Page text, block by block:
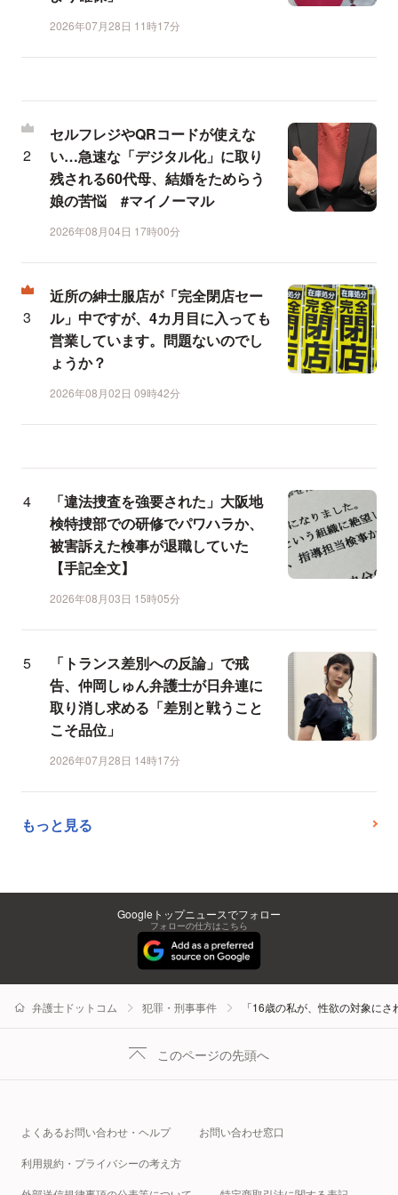
2026年07月28日 11時17分
セルフレジやQRコードが使えな
い…急速な「デジタル化」に取り
残される60代母、結婚をためらう
娘の苦悩 #マイノーマル
2026年08月04日 17時00分
近所の紳士服店が「完全閉店セー
ル」中ですが、4カ月目に入っても
営業しています。問題ないのでし
ょうか？
2026年08月02日 09時42分
「違法捜査を強要された」大阪地
検特捜部での研修でパワハラか、
被害訴えた検事が退職していた
【手記全文】
2026年08月03日 15時05分
「トランス差別への反論」で戒
告、仲岡しゅん弁護士が日弁連に
取り消し求める「差別と戦うこと
こそ品位」
2026年07月28日 14時17分
もっと見る
Googleトップニュースでフォロー
フォローの仕方はこちら
弁護士ドットコム 犯罪・刑事事件 「16歳の私が、性欲の対象に
このページの先頭へ
よくあるお問い合わせ・ヘルプ お問い合わせ窓口
利用規約・プライバシーの考え方